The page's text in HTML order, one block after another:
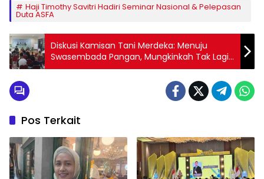
Haji Timothy Savitri Hadiri Seminar Nasional & Pelepasan
Duta ASFA
Diskusi Kamisan Tani Merdeka: Menuju
Swasembada Pangan, Mungkinkah Tak Lagi
Impor?
Pos Terkait